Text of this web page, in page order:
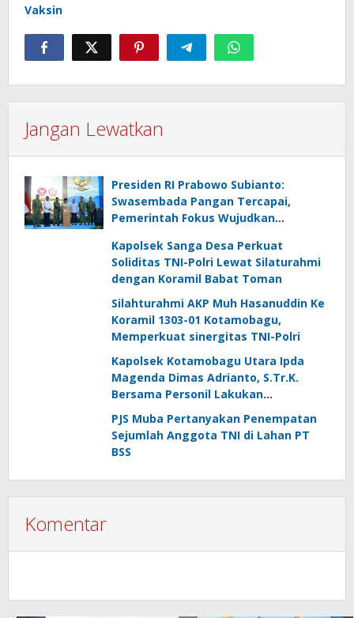
Vaksin
Jangan Lewatkan
Presiden RI Prabowo Subianto:
Swasembada Pangan Tercapai,
Pemerintah Fokus Wujudkan
Kapolsek Sanga Desa Perkuat
Soliditas TNI-Polri Lewat Silaturahmi
dengan Koramil Babat Toman
Silahturahmi AKP Muh Hasanuddin Ke
Koramil 1303-01 Kotamobagu,
Memperkuat sinergitas TNI-Polri
Kapolsek Kotamobagu Utara Ipda
Magenda Dimas Adrianto, S.Tr.K.
Bersama Personil Lakukan
PJS Muba Pertanyakan Penempatan
Sejumlah Anggota TNI di Lahan PT
BSS
Komentar